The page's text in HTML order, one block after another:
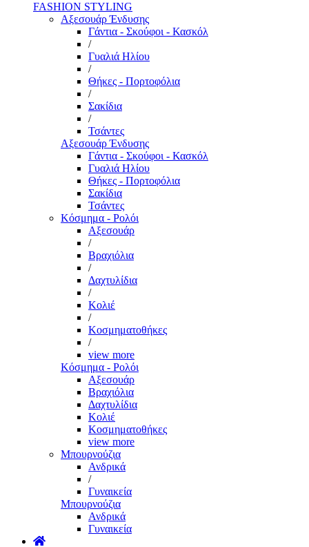
FASHION STYLING
Αξεσουάρ Ένδυσης
Γάντια - Σκούφοι - Κασκόλ
/
Γυαλιά Ηλίου
/
Θήκες - Πορτοφόλια
/
Σακίδια
/
Τσάντες
Αξεσουάρ Ένδυσης
Γάντια - Σκούφοι - Κασκόλ
Γυαλιά Ηλίου
Θήκες - Πορτοφόλια
Σακίδια
Τσάντες
Κόσμημα - Ρολόι
Αξεσουάρ
/
Βραχιόλια
/
Δαχτυλίδια
/
Κολιέ
/
Κοσμηματοθήκες
/
view more
Κόσμημα - Ρολόι
Αξεσουάρ
Βραχιόλια
Δαχτυλίδια
Κολιέ
Κοσμηματοθήκες
view more
Μπουρνούζια
Ανδρικά
/
Γυναικεία
Μπουρνούζια
Ανδρικά
Γυναικεία